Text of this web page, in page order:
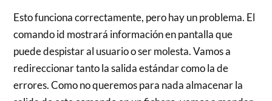
Esto funciona correctamente, pero hay un problema. El
comando id mostrará información en pantalla que
puede despistar al usuario o ser molesta. Vamos a
redireccionar tanto la salida estándar como la de
errores. Como no queremos para nada almacenar la